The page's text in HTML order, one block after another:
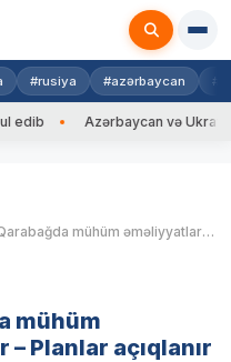
#rusiya #azərbaycan
Azərbaycan və Ukrayna XİN
Azərbaycan Qarabağda mühüm əməliyyatlara hazırlaşır – Planlar açıqlanır
mühüm
Planlar açıqlanır